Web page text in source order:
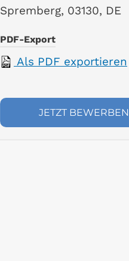
Spremberg, 03130, DE
PDF-Export
Als PDF exportieren
JETZT BEWERBEN